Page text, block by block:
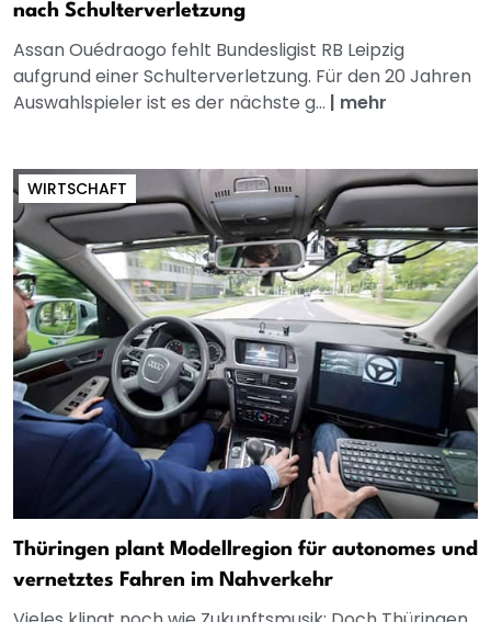
nach Schulterverletzung
Assan Ouédraogo fehlt Bundesligist RB Leipzig
aufgrund einer Schulterverletzung. Für den 20 Jahren
Auswahlspieler ist es der nächste g... | mehr
WIRTSCHAFT
Thüringen plant Modellregion für autonomes und
vernetztes Fahren im Nahverkehr